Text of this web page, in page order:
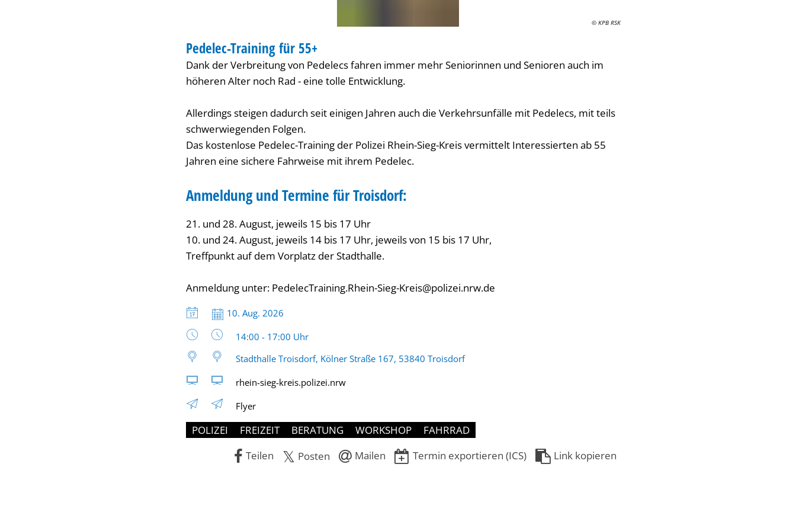
© KPB RSK
KATEGORIE: WORKSHOP
Pedelec-Training für 55+
Dank der Verbreitung von Pedelecs fahren immer mehr Seniorinnen und Senioren auch im
höheren Alter noch Rad - eine tolle Entwicklung.
Allerdings steigen dadurch seit einigen Jahren auch die Verkehrsunfälle mit Pedelecs, mit teils
schwerwiegenden Folgen.
Das kostenlose Pedelec-Training der Polizei Rhein-Sieg-Kreis vermittelt Interessierten ab 55
Jahren eine sichere Fahrweise mit ihrem Pedelec.
Anmeldung und Termine für Troisdorf:
21. und 28. August, jeweils 15 bis 17 Uhr
10. und 24. August, jeweils 14 bis 17 Uhr, jeweils von 15 bis 17 Uhr,
Treffpunkt auf dem Vorplatz der Stadthalle.
Anmeldung unter: PedelecTraining.Rhein-Sieg-Kreis@polizei.nrw.de
Datum:
10. Aug. 2026
Uhrzeit:
14:00 - 17:00 Uhr
Stadthalle Troisdorf, Kölner Straße 167, 53840 Troisdorf
rhein-sieg-kreis.polizei.nrw
Flyer
POLIZEI FREIZEIT BERATUNG WORKSHOP
FAHRRAD
Teilen
Posten Mailen Termin exportieren (ICS) Link kopieren